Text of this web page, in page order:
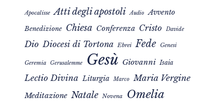
Apocalisse Atti degli apostoli Audio Avvento
Benedizione Chiesa Conferenza Cristo Davide
Dio Diocesi di Tortona Ebrei Fede Genesi
Geremia Gerusalemme Gesù Giovanni Isaia
Lectio Divina Liturgia Marco Maria Vergine
Meditazione Natale Novena Omelia